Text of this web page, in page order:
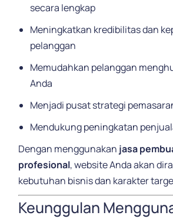
secara lengkap
Meningkatkan kredibilitas dan
pelanggan
Memudahkan pelanggan
Anda
Menjadi pusat strategi
Mendukung peningkatan
Dengan menggunakan jasa
profesional, website Anda akan
kebutuhan bisnis dan karakter
Keunggulan